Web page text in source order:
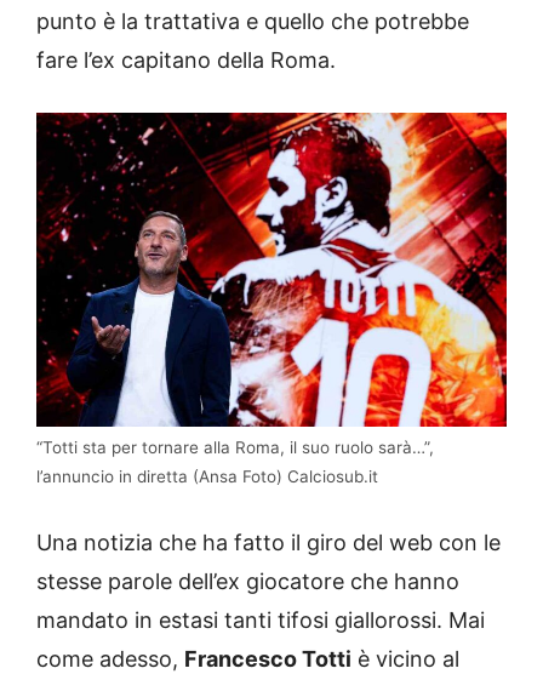
punto è la trattativa e quello che potrebbe
fare l’ex capitano della Roma.
“Totti sta per tornare alla Roma, il suo ruolo sarà…”,
l’annuncio in diretta (Ansa Foto) Calciosub.it
Una notizia che ha fatto il giro del web con le
stesse parole dell’ex giocatore che hanno
mandato in estasi tanti tifosi giallorossi. Mai
come adesso, Francesco Totti è vicino al